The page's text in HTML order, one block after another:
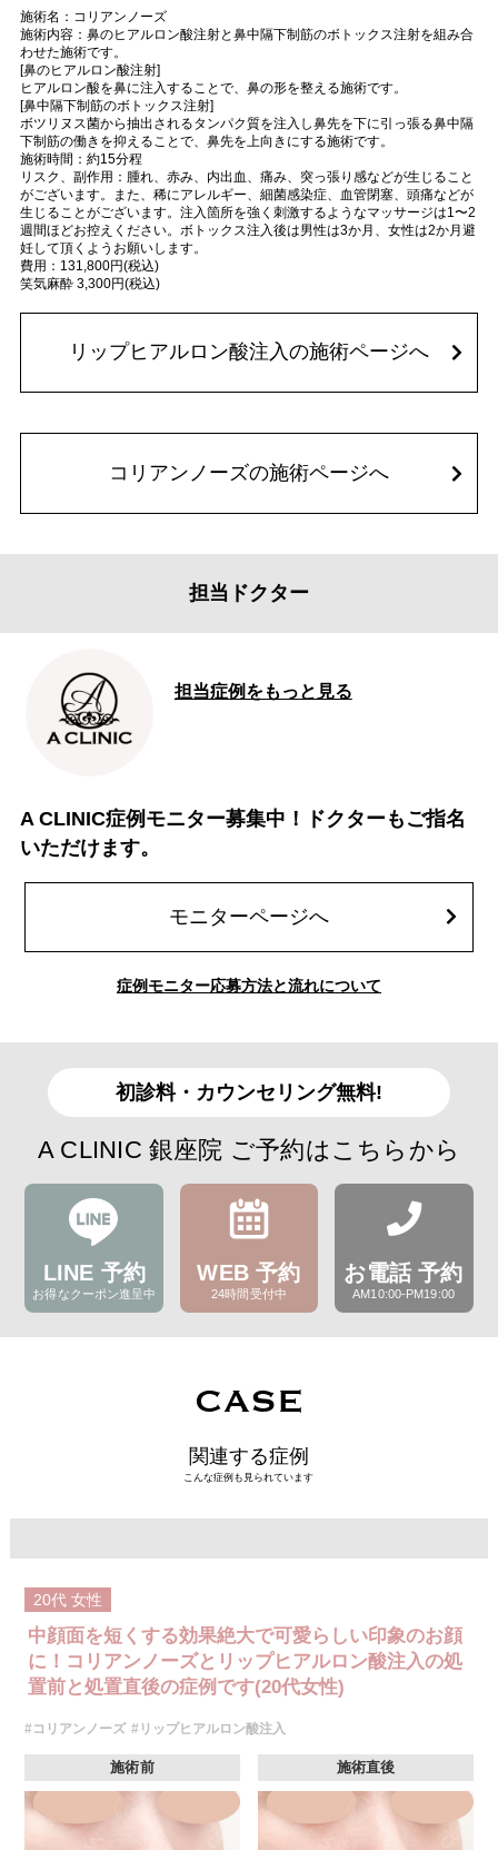
施術名：コリアンノーズ
施術内容：鼻のヒアルロン酸注射と鼻中隔下制筋のボトックス注射を組み合
わせた施術です。
[鼻のヒアルロン酸注射]
ヒアルロン酸を鼻に注入することで、鼻の形を整える施術です。
[鼻中隔下制筋のボトックス注射]
ボツリヌス菌から抽出されるタンパク質を注入し鼻先を下に引っ張る鼻中隔
下制筋の働きを抑えることで、鼻先を上向きにする施術です。
施術時間：約15分程
リスク、副作用：腫れ、赤み、内出血、痛み、突っ張り感などが生じること
がございます。また、稀にアレルギー、細菌感染症、血管閉塞、頭痛などが
生じることがございます。注入箇所を強く刺激するようなマッサージは1〜2
週間ほどお控えください。ボトックス注入後は男性は3か月、女性は2か月避
妊して頂くようお願いします。
費用：131,800円(税込)
笑気麻酔 3,300円(税込)
リップヒアルロン酸注入の施術ページへ
コリアンノーズの施術ページへ
担当ドクター
担当症例をもっと見る
A CLINIC症例モニター募集中！ドクターもご指名
いただけます。
モニターページへ
症例モニター応募方法と流れについて
初診料・カウンセリング無料!
A CLINIC 銀座院 ご予約はこちらから
LINE 予約
お得なクーポン進呈中
WEB 予約
24時間受付中
お電話 予約
AM10:00-PM19:00
CASE
関連する症例
こんな症例も見られています
20代 女性
中顔面を短くする効果絶大で可愛らしい印象のお顔
に！コリアンノーズとリップヒアルロン酸注入の処
置前と処置直後の症例です(20代女性)
#コリアンノーズ #リップヒアルロン酸注入
施術前 施術直後